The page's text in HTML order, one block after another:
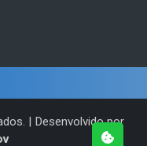
| Desenvolvido por